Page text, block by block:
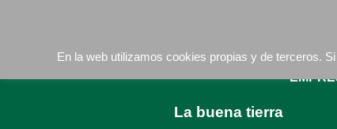
La buena tierra
En la web utilizamos cookies propias y de terceros.